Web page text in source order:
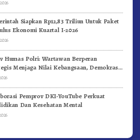
Siapkan Rp12,83 Triliun Untuk Paket
Ekonomi Kuartal I-2026
Humas Polri: Wartawan Berperan
Menjaga Nilai Kebangsaan, Demokrasi,
Pemprov DKI-YouTube Perkuat
Dan Kesehatan Mental